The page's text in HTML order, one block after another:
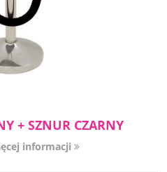
+ SZNUR CZARNY
informacji